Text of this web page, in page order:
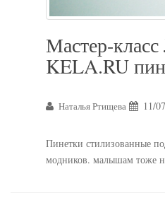
Мастер-
KELA.RU
Наталья Ртищева 11/
Пинетки стилизованные
модников. малышам тоже